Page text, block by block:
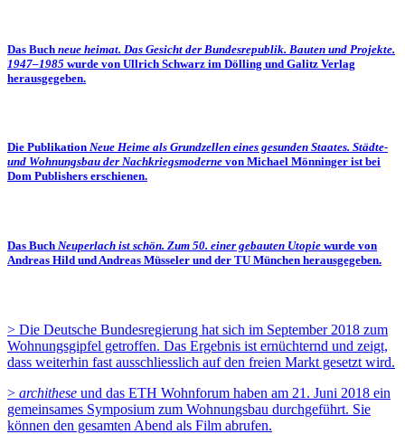
Das Buch neue heimat. Das Gesicht der Bundesrepublik. Bauten und Projekte.
1947–1985 wurde von Ullrich Schwarz im Dölling und Galitz Verlag
herausgegeben.
Die Publikation Neue Heime als Grundzellen eines gesunden Staates. Städte-
und Wohnungsbau der Nachkriegsmoderne von Michael Mönninger ist bei
Dom Publishers erschienen.
Das Buch Neuperlach ist schön. Zum 50. einer gebauten Utopie wurde von
Andreas Hild und Andreas Müsseler und der TU München herausgegeben.
> Die Deutsche Bundesregierung hat sich im September 2018 zum
Wohnungsgipfel getroffen. Das Ergebnis ist ernüchternd und zeigt,
dass weiterhin fast ausschliesslich auf den freien Markt gesetzt wird.
> archithese und das ETH Wohnforum haben am 21. Juni 2018 ein
gemeinsames Symposium zum Wohnungsbau durchgeführt. Sie
können den gesamten Abend als Film abrufen.